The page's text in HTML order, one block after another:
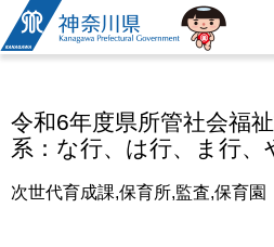
神奈川県
令和6年度県所管社会福
系：な行、は行、ま行、
次世代育成課,保育所,監査,保育園